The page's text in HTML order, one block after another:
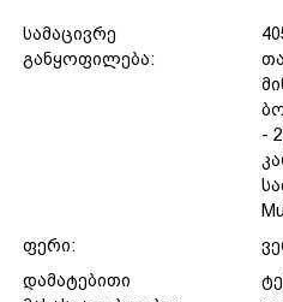
სამაცივრე
განყოფილება:
-
ფერი:
დამატებითი